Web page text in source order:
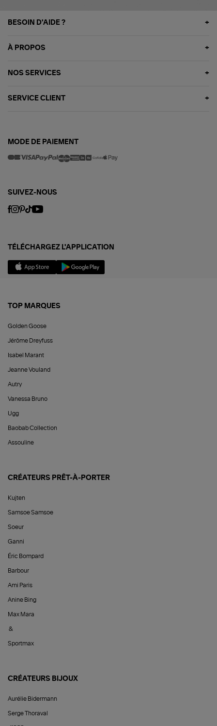
BESOIN D'AIDE ?
À PROPOS
NOS SERVICES
SERVICE CLIENT
MODE DE PAIEMENT
SUIVEZ-NOUS
TÉLÉCHARGEZ L'APPLICATION
TOP MARQUES
Golden Goose
Jérôme Dreyfuss
Isabel Marant
Jeanne Vouland
Autry
Vanessa Bruno
Ugg
Baobab Collection
Assouline
CRÉATEURS PRÊT-À-PORTER
Kujten
Samsoe Samsoe
Soeur
Ganni
Éric Bompard
Barbour
Ami Paris
Anine Bing
Max Mara
&
Sportmax
CRÉATEURS BIJOUX
Aurélie Bidermann
Serge Thoraval